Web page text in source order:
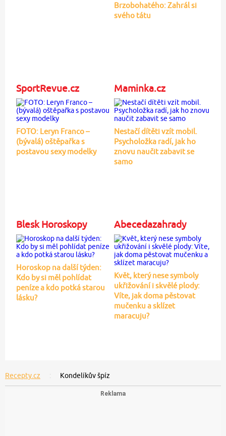
Brzobohatého: Zahrál si
svého tátu
SportRevue.cz
FOTO: Leryn Franco –
(bývalá) oštěpařka s
postavou sexy modelky
Maminka.cz
Nestačí dítěti vzít mobil.
Psycholožka radí, jak ho
znovu naučit zabavit se
samo
Blesk Horoskopy
Horoskop na další týden:
Kdo by si měl pohlídat
peníze a kdo potká starou
lásku?
Abecedazahrady
Květ, který nese symboly
ukřižování i skvělé plody:
Víte, jak doma pěstovat
mučenku a sklízet
maracuju?
Recepty.cz Kondelíkův špíz